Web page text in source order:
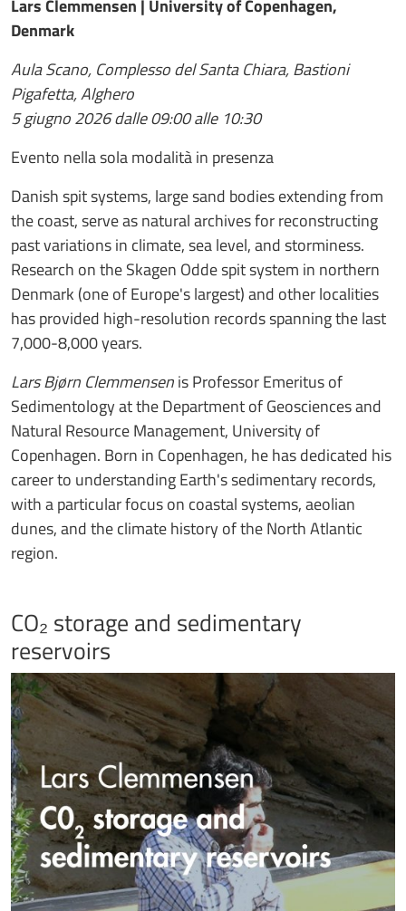
Lars Clemmensen | University of Copenhagen,
Denmark
Aula Scano, Complesso del Santa Chiara, Bastioni
Pigafetta, Alghero
5 giugno 2026 dalle 09:00 alle 10:30
Evento nella sola modalità in presenza
Danish spit systems, large sand bodies extending from
the coast, serve as natural archives for reconstructing
past variations in climate, sea level, and storminess.
Research on the Skagen Odde spit system in northern
Denmark (one of Europe's largest) and other localities
has provided high-resolution records spanning the last
7,000-8,000 years.
Lars Bjørn Clemmensenis Professor Emeritus of
Sedimentology at the Department of Geosciences and
Natural Resource Management, University of
Copenhagen. Born in Copenhagen, he has dedicated his
career to understanding Earth's sedimentary records,
with a particular focus on coastal systems, aeolian
dunes, and the climate history of the North Atlantic
region.
CO₂ storage and sedimentary
reservoirs